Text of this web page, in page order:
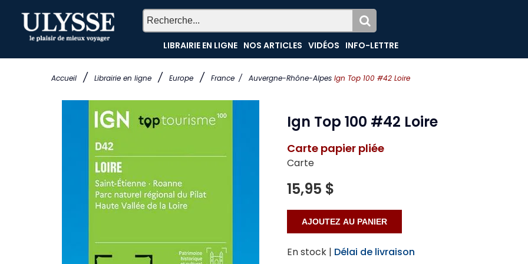
Accueil / Librairie en ligne / Europe / France / Auvergne-Rhône-Alpes Ign Top 100 #42 Loire
LIBRAIRIE EN LIGNE NOS ARTICLES VIDÉOS INFO-LETTRE
Ign Top 100 #42 Loire
Carte papier pliée
Carte
15,95 $
En stock | Délai de livraison